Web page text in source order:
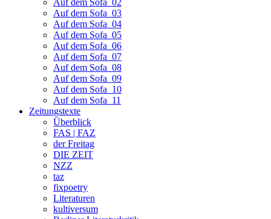
Auf dem Sofa_02
Auf dem Sofa_03
Auf dem Sofa_04
Auf dem Sofa_05
Auf dem Sofa_06
Auf dem Sofa_07
Auf dem Sofa_08
Auf dem Sofa_09
Auf dem Sofa_10
Auf dem Sofa_11
Zeitungstexte
Überblick
FAS | FAZ
der Freitag
DIE ZEIT
NZZ
taz
fixpoetry
Literaturen
kultiversum